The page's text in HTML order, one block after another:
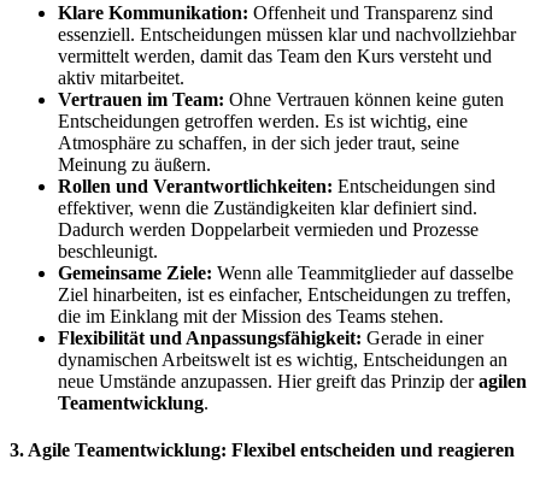
Klare Kommunikation: Offenheit und Transparenz sind
essenziell. Entscheidungen müssen klar und nachvollziehbar
vermittelt werden, damit das Team den Kurs versteht und
aktiv mitarbeitet.
Vertrauen im Team: Ohne Vertrauen können keine guten
Entscheidungen getroffen werden. Es ist wichtig, eine
Atmosphäre zu schaffen, in der sich jeder traut, seine
Meinung zu äußern.
Rollen und Verantwortlichkeiten: Entscheidungen sind
effektiver, wenn die Zuständigkeiten klar definiert sind.
Dadurch werden Doppelarbeit vermieden und Prozesse
beschleunigt.
Gemeinsame Ziele: Wenn alle Teammitglieder auf dasselbe
Ziel hinarbeiten, ist es einfacher, Entscheidungen zu treffen,
die im Einklang mit der Mission des Teams stehen.
Flexibilität und Anpassungsfähigkeit: Gerade in einer
dynamischen Arbeitswelt ist es wichtig, Entscheidungen an
neue Umstände anzupassen. Hier greift das Prinzip deragilen
Teamentwicklung.
3. Agile Teamentwicklung: Flexibel entscheiden und reagieren